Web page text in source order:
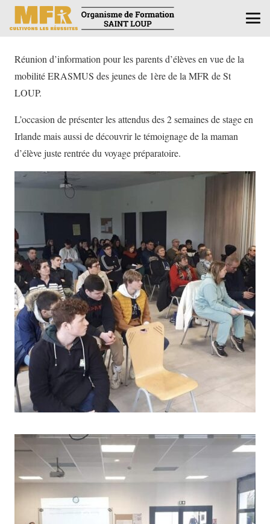
Réunion d’information pour les parents d’élèves en vue de la
mobilité ERASMUS des jeunes de 1ère de la MFR de St
LOUP.
L’occasion de présenter les attendus des 2 semaines de stage en
Irlande mais aussi de découvrir le témoignage de la maman
d’élève juste rentrée du voyage préparatoire.